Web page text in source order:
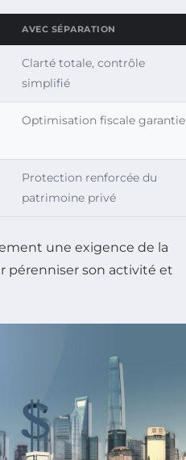
AVEC SÉPARATION
Clarté totale, contrôle
simplifié
Optimisation fiscale garantie
Protection renforcée du
patrimoine privé
une exigence de la
pérenniser son activité et